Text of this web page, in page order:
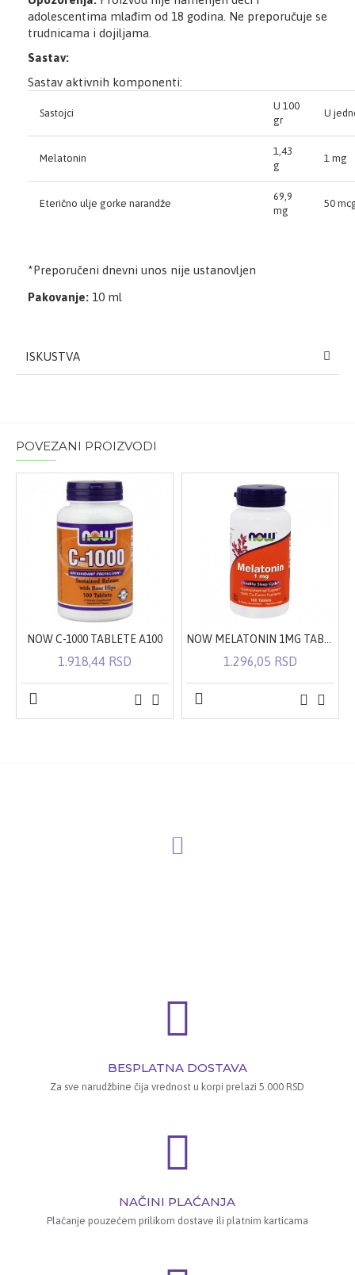
adolescentima mlađim od 18 godina. Ne preporučuje se
trudnicama i dojiljama.
Sastav:
Sastav aktivnih komponenti:
Sastojci
U 100
gr
U
Melatonin
1,43
g
1 mg
Eterično ulje gorke narandže
69,9
mg
50
*Preporučeni dnevni unos nije ustanovljen
​Pakovanje: 10 ml
ISKUSTVA
POVEZANI PROIZVODI
NOW C-1000 TABLETE A100
1.918,44 RSD
NOW MELATONIN 1MG TABLETE A100
1.296,05 RSD
BESPLATNA DOSTAVA
Za sve narudžbine čija vrednost u korpi prelazi 5.000 RSD
NAČINI PLAĆANJA
Plaćanje pouzećem prilikom dostave ili platnim karticama